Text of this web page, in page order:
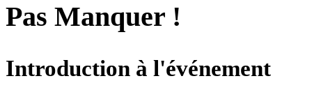
Pas Manquer !
Introduction à l'événement